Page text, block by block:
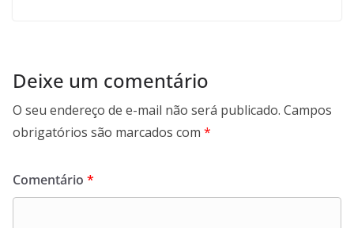
Deixe um comentário
O seu endereço de e-mail não será publicado. Campos
obrigatórios são marcados com *
Comentário *